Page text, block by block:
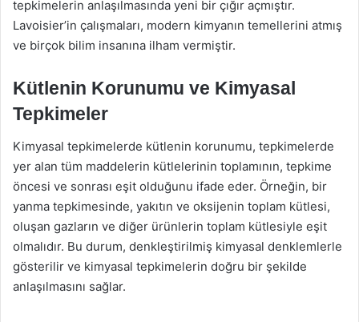
tepkimelerin anlaşılmasında yeni bir çığır açmıştır.
Lavoisier’in çalışmaları, modern kimyanın temellerini atmış
ve birçok bilim insanına ilham vermiştir.
Kütlenin Korunumu ve Kimyasal
Tepkimeler
Kimyasal tepkimelerde kütlenin korunumu, tepkimelerde
yer alan tüm maddelerin kütlelerinin toplamının, tepkime
öncesi ve sonrası eşit olduğunu ifade eder. Örneğin, bir
yanma tepkimesinde, yakıtın ve oksijenin toplam kütlesi,
oluşan gazların ve diğer ürünlerin toplam kütlesiyle eşit
olmalıdır. Bu durum, denkleştirilmiş kimyasal denklemlerle
gösterilir ve kimyasal tepkimelerin doğru bir şekilde
anlaşılmasını sağlar.